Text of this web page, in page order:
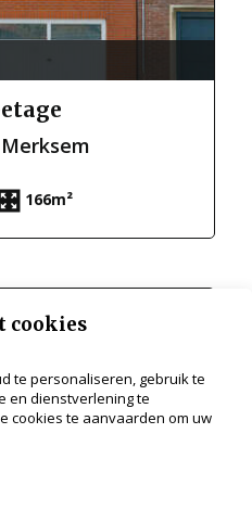
166m²
cookies
te personaliseren, gebruik te
en dienstverlening te
cookies te aanvaarden om uw